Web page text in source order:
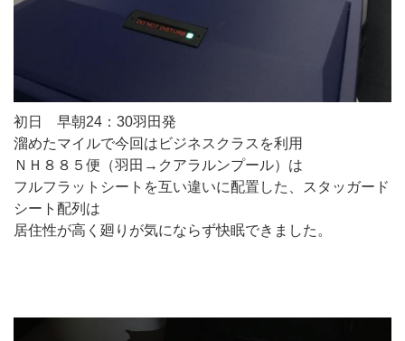
初日 早朝24：30羽田発
溜めたマイルで今回はビジネスクラスを利用
ＮＨ８８５便（羽田→クアラルンプール）は
フルフラットシートを互い違いに配置した、スタッガード
シート配列は
居住性が高く廻りが気にならず快眠できました。